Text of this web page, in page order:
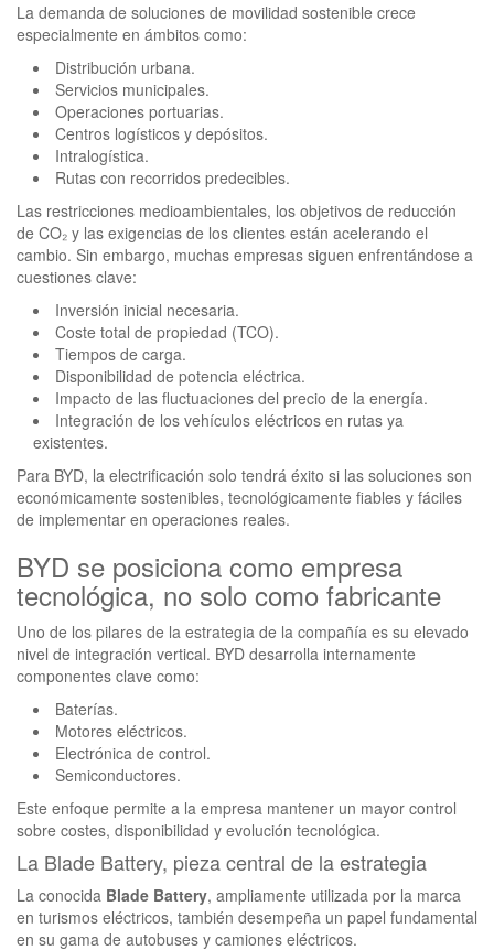
La demanda de soluciones de movilidad sostenible crece
especialmente en ámbitos como:
Distribución urbana.
Servicios municipales.
Operaciones portuarias.
Centros logísticos y depósitos.
Intralogística.
Rutas con recorridos predecibles.
Las restricciones medioambientales, los objetivos de reducción
de CO₂ y las exigencias de los clientes están acelerando el
cambio. Sin embargo, muchas empresas siguen enfrentándose a
cuestiones clave:
Inversión inicial necesaria.
Coste total de propiedad (TCO).
Tiempos de carga.
Disponibilidad de potencia eléctrica.
Impacto de las fluctuaciones del precio de la energía.
Integración de los vehículos eléctricos en rutas ya
existentes.
Para BYD, la electrificación solo tendrá éxito si las soluciones son
económicamente sostenibles, tecnológicamente fiables y fáciles
de implementar en operaciones reales.
BYD se posiciona como empresa
tecnológica, no solo como fabricante
Uno de los pilares de la estrategia de la compañía es su elevado
nivel de integración vertical. BYD desarrolla internamente
componentes clave como:
Baterías.
Motores eléctricos.
Electrónica de control.
Semiconductores.
Este enfoque permite a la empresa mantener un mayor control
sobre costes, disponibilidad y evolución tecnológica.
La Blade Battery, pieza central de la estrategia
La conocida Blade Battery, ampliamente utilizada por la marca
en turismos eléctricos, también desempeña un papel fundamental
en su gama de autobuses y camiones eléctricos.